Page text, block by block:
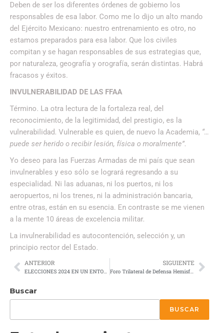
Deben de ser los diferentes órdenes de gobierno los
responsables de esa labor. Como me lo dijo un alto mando
del Ejército Mexicano: nuestro entrenamiento es otro, no
estamos preparados para esa labor. Que los civiles
compitan y se hagan responsables de sus estrategias que,
por naturaleza, geografía y orografía, serán distintas. Habrá
fracasos y éxitos.
INVULNERABILIDAD DE LAS FFAA
Término. La otra lectura de la fortaleza real, del
reconocimiento, de la legitimidad, del prestigio, es la
vulnerabilidad. Vulnerable es quien, de nuevo la Academia, “…
puede ser herido o recibir lesión, física o moralmente”.
Yo deseo para las Fuerzas Armadas de mi país que sean
invulnerables y eso sólo se logrará regresando a su
especialidad. Ni las aduanas, ni los puertos, ni los
aeropuertos, ni los trenes, ni la administración bancaria,
entre otras, están en su esencia. En contraste se me vienen
a la mente 10 áreas de excelencia militar.
La invulnerabilidad es autocontención, selección y, un
principio rector del Estado.
ANTERIOR
ELECCIONES 2024 EN UN ENTORNO DE SEGURIDAD NACIONAL
SIGUIENTE
Foro Trilateral de Defensa Hemisférica de América del Norte
Buscar
BUSCAR